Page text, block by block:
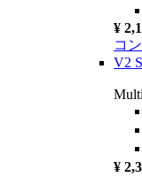
¥
コ
V2 S
¥